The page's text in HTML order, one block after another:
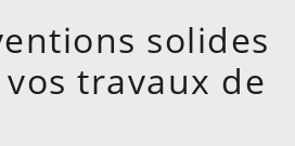
solides
travaux de